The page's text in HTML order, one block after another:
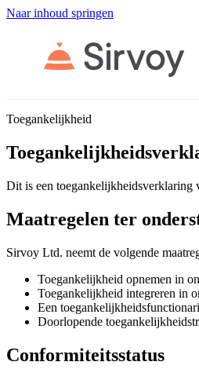
Naar inhoud springen
Toegankelijkheid
Dit is een toegankelijkheidsverklaring
Maatregelen ter
Sirvoy Ltd. neemt de volgende
Toegankelijkheid opnemen in
Toegankelijkheid integreren in
Een
Doorlopende
Conformiteitsstatus